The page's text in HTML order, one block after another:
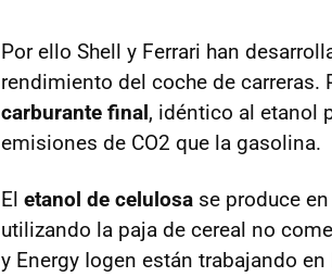
Por ello Shell y Ferrari han
rendimiento del coche de carreras.
carburante final, idéntico al etanol
emisiones de CO2 que la gasolina.
El etanol de celulosa se produce
utilizando la paja de cereal no
y Energy Iogen están trabajando